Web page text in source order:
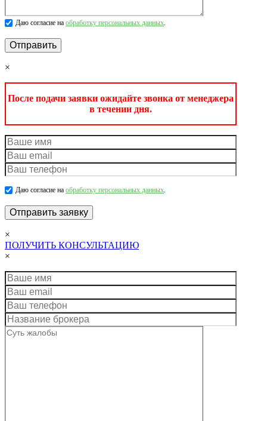
Даю согласие на обработку персональных данных.
×
После подачи заявки ожидайте звонка от менеджера
в течении дня.
Даю согласие на обработку персональных данных.
×
ПОЛУЧИТЬ КОНСУЛЬТАЦИЮ
×